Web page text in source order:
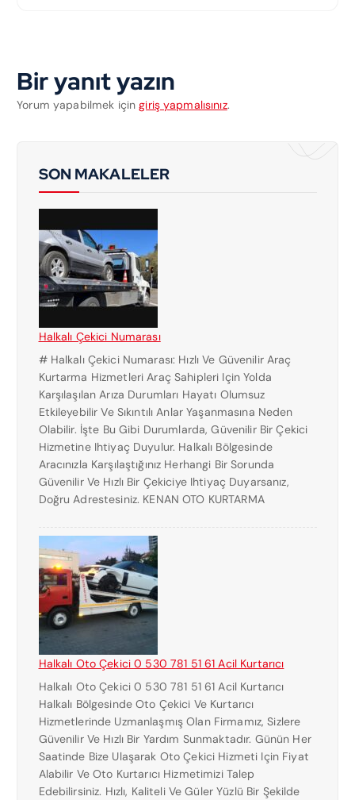
Bir yanıt yazın
Yorum yapabilmek içingiriş yapmalısınız.
SON MAKALELER
Halkalı Çekici Numarası
# Halkalı Çekici Numarası: Hızlı Ve Güvenilir Araç
Kurtarma Hizmetleri Araç Sahipleri Için Yolda
Karşılaşılan Arıza Durumları Hayatı Olumsuz
Etkileyebilir Ve Sıkıntılı Anlar Yaşanmasına Neden
Olabilir. İşte Bu Gibi Durumlarda, Güvenilir Bir Çekici
Hizmetine Ihtiyaç Duyulur. Halkalı Bölgesinde
Aracınızla Karşılaştığınız Herhangi Bir Sorunda
Güvenilir Ve Hızlı Bir Çekiciye Ihtiyaç Duyarsanız,
Doğru Adrestesiniz. KENAN OTO KURTARMA
Halkalı Oto Çekici 0 530 781 51 61 Acil Kurtarıcı
Halkalı Oto Çekici 0 530 781 51 61 Acil Kurtarıcı
Halkalı Bölgesinde Oto Çekici Ve Kurtarıcı
Hizmetlerinde Uzmanlaşmış Olan Firmamız, Sizlere
Güvenilir Ve Hızlı Bir Yardım Sunmaktadır. Günün Her
Saatinde Bize Ulaşarak Oto Çekici Hizmeti Için Fiyat
Alabilir Ve Oto Kurtarıcı Hizmetimizi Talep
Edebilirsiniz. Hızlı, Kaliteli Ve Güler Yüzlü Bir Şekilde